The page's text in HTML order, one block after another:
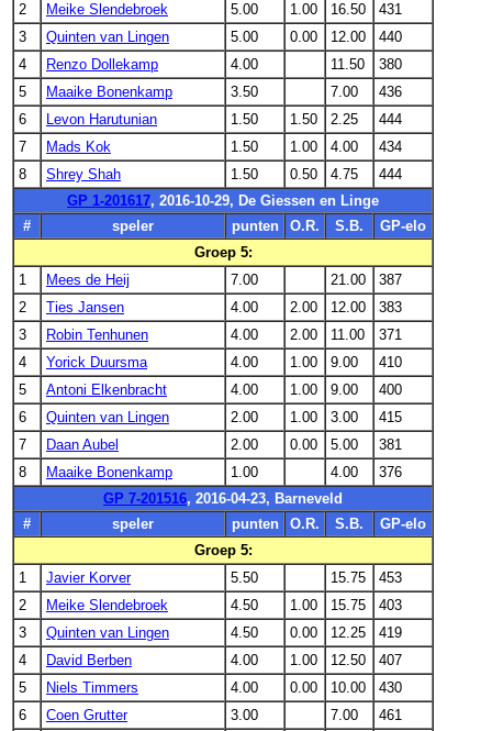
2
Meike Slendebroek 5.00 1.00 16.50
431
3
Quinten van Lingen 5.00 0.00 12.00
440
4
Renzo Dollekamp 4.00 11.50
380
5
Maaike Bonenkamp 3.50 7.00
436
6
Levon Harutunian 1.50 1.50 2.25
444
7
Mads Kok 1.50 1.00 4.00
434
8
Shrey Shah 1.50 0.50 4.75
444
GP 1-201617, 2016-10-29, De Giessen en Linge
#
speler punten O.R. S.B.
GP-elo
Groep 5:
1
Mees de Heij 7.00 21.00
387
2
Ties Jansen 4.00 2.00 12.00
383
3
Robin Tenhunen 4.00 2.00 11.00
371
4
Yorick Duursma 4.00 1.00 9.00
410
5
Antoni Elkenbracht 4.00 1.00 9.00
400
6
Quinten van Lingen 2.00 1.00 3.00
415
7
Daan Aubel 2.00 0.00 5.00
381
8
Maaike Bonenkamp 1.00 4.00
376
GP 7-201516, 2016-04-23, Barneveld
#
speler punten O.R. S.B.
GP-elo
Groep 5:
1
Javier Korver 5.50 15.75
453
2
Meike Slendebroek 4.50 1.00 15.75
403
3
Quinten van Lingen 4.50 0.00 12.25
419
4
David Berben 4.00 1.00 12.50
407
5
Niels Timmers 4.00 0.00 10.00
430
6
Coen Grutter 3.00 7.00
461